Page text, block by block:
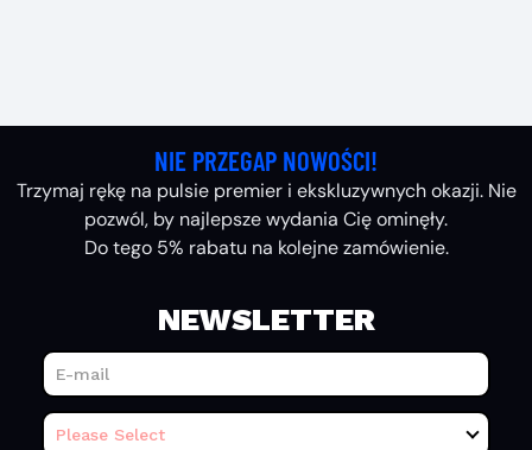
NIE PRZEGAP NOWOŚCI!
Trzymaj rękę na pulsie premier i ekskluzywnych okazji. Nie
pozwól, by najlepsze wydania Cię ominęły.
Do tego 5% rabatu na kolejne zamówienie.